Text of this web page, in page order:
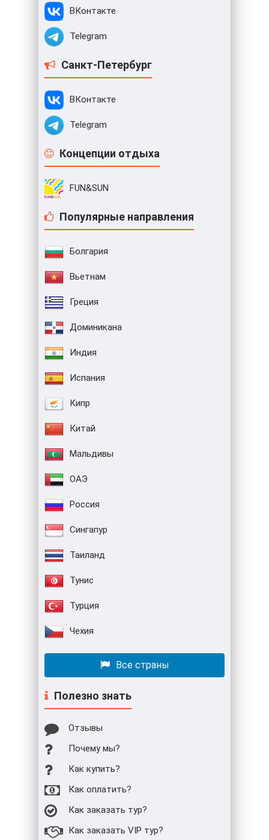
ВКонтакте
Telegram
Санкт-Петербург
ВКонтакте
Telegram
Концепции отдыха
FUN&SUN
Популярные направления
Болгария
Вьетнам
Греция
Доминикана
Индия
Испания
Кипр
Китай
Мальдивы
ОАЭ
Россия
Сингапур
Таиланд
Тунис
Турция
Чехия
Все страны
Полезно знать
Отзывы
Почему мы?
Как купить?
Как оплатить?
Как заказать тур?
Как заказать VIP тур?